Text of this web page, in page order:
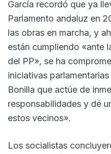
García recordó que ya
Parlamento andaluz en
las obras en marcha, y
están cumpliendo «ante
del PP», se ha
iniciativas
Bonilla que actúe de
responsabilidades y dé
estos vecinos».
Los socialistas